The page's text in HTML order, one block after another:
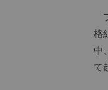
格
中
て